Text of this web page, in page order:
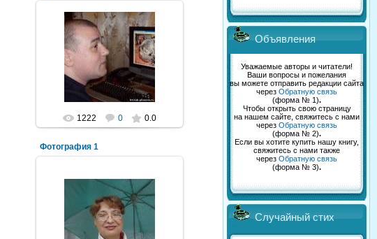
06.08.2012
NeXaker
1222 0 0.0
Фотография 1
23.11.2011
prosinez
Объявления
Уважаемые авторы и читатели!
Ваши вопросы и пожелания
вы можете отправить редакции сайта
через Обратную связь
(форма № 1).
Чтобы открыть свою страницу
на нашем сайте, свяжитесь с нами
через Обратную связь
(форма № 2).
Если вы хотите купить нашу книгу,
свяжитесь с нами также
через Обратную связь
(форма № 3).
Случайный стих